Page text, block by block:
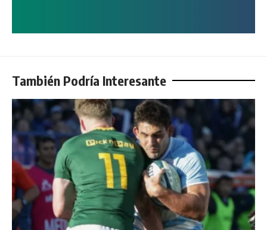
También Podría Interesante